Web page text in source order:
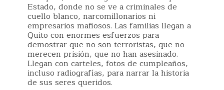
Estado, donde no se ve a criminales de
cuello blanco, narcomillonarios ni
empresarios mafiosos. Las familias llegan a
Quito con enormes esfuerzos para
demostrar que no son terroristas, que no
merecen prisión, que no han asesinado.
Llegan con carteles, fotos de cumpleaños,
incluso radiografías, para narrar la historia
de sus seres queridos.